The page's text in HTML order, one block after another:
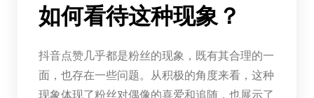
如何看待这种现象？
抖音点赞几乎都是粉丝的现象，既有其合理的一
面，也存在一些问题。从积极的角度来看，这种
现象体现了粉丝对偶像的喜爱和追随，也展示了